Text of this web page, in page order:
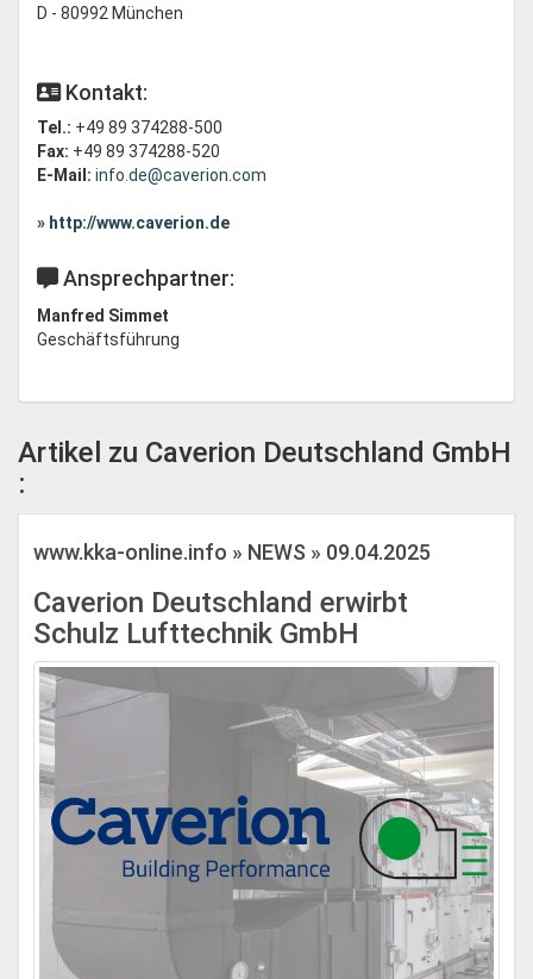
D - 80992 München
Kontakt:
Tel.: +49 89 374288-500
Fax: +49 89 374288-520
E-Mail: info.de@caverion.com
» http://www.caverion.de
Ansprechpartner:
Manfred Simmet
Geschäftsführung
Artikel zu Caverion Deutschland GmbH
:
www.kka-online.info » NEWS » 09.04.2025
Caverion Deutschland erwirbt
Schulz Lufttechnik GmbH